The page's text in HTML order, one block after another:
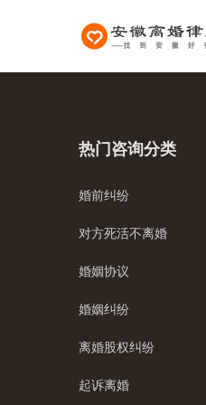
热门咨询分类
婚前纠纷
对方死活不离婚
婚姻协议
婚姻纠纷
离婚股权纠纷
起诉离婚